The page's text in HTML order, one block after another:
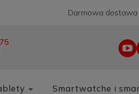
Darmowa dostawa
Smartwatche i